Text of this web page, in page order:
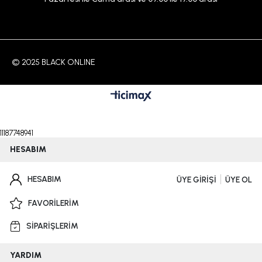
© 2025 BLACK ONLINE
11187748941
HESABIM
HESABIM ÜYE GİRİŞİ ÜYE OL
FAVORİLERİM
SİPARİŞLERİM
YARDIM